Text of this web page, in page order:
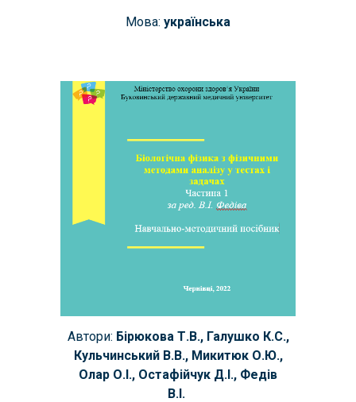
Мова: українська
Автори: Бірюкова Т.В., Галушко К.С.,
Кульчинський В.В., Микитюк О.Ю.,
Олар О.І., Остафійчук Д.І., Федів
В.І.